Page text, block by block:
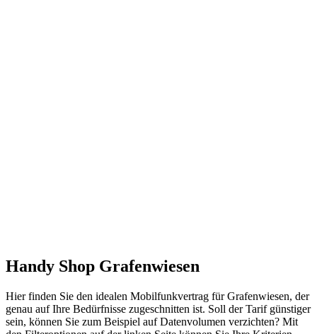
Handy Shop Grafenwiesen
Hier finden Sie den idealen Mobilfunkvertrag für Grafenwiesen, der
genau auf Ihre Bedürfnisse zugeschnitten ist. Soll der Tarif günstiger
sein, können Sie zum Beispiel auf Datenvolumen verzichten? Mit